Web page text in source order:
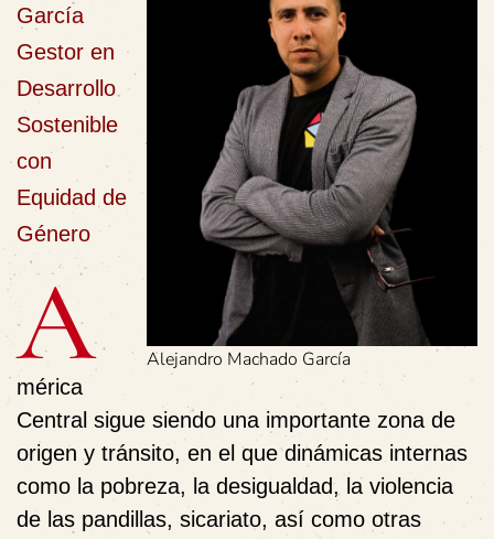
Alejandro Machado García
García
Gestor en
Desarrollo
Sostenible
con
Equidad de
Género
A
mérica
Central sigue siendo una importante zona de
origen y tránsito, en el que dinámicas internas
como la pobreza, la desigualdad, la violencia
de las pandillas, sicariato, así como otras